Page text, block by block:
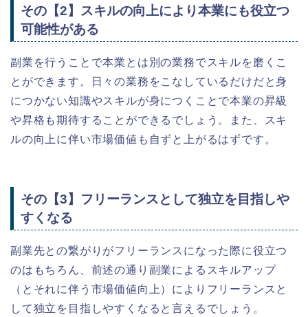
その【2】スキルの向上により本業にも役立つ
可能性がある
副業を行うことで本業とは別の業務でスキルを磨くこ
とができます。日々の業務をこなしているだけだと身
につかない知識やスキルが身につくことで本業の昇級
や昇格も期待することができるでしょう。また、スキ
ルの向上に伴い市場価値も自ずと上がるはずです。
その【3】フリーランスとして独立を目指しや
すくなる
副業先との繋がりがフリーランスになった際に役立つ
のはもちろん、前述の通り副業によるスキルアップ
（とそれに伴う市場価値向上）によりフリーランスと
して独立を目指しやすくなると言えるでしょう。